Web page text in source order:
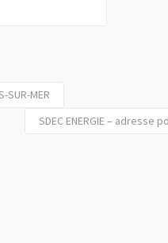
MER
SDEC ENERGIE –